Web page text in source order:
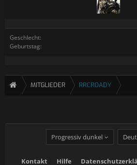
Geschlecht:
Geburtstag:
MITGLIEDER RRCROADY
Progressiv dunkel
Kontakt Hilfe